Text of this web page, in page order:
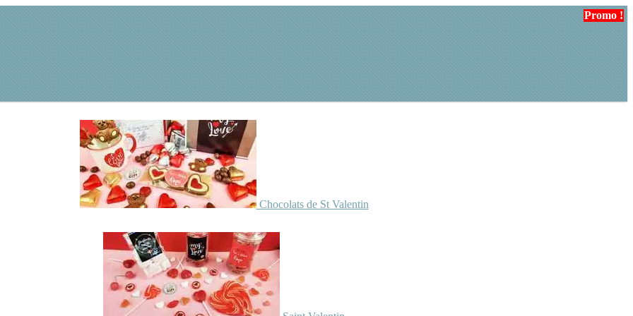
Chocolats de St Valentin
Promo !
Promo !